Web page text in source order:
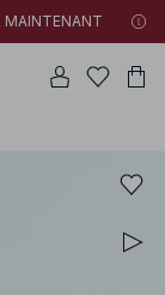
MAINTENANT